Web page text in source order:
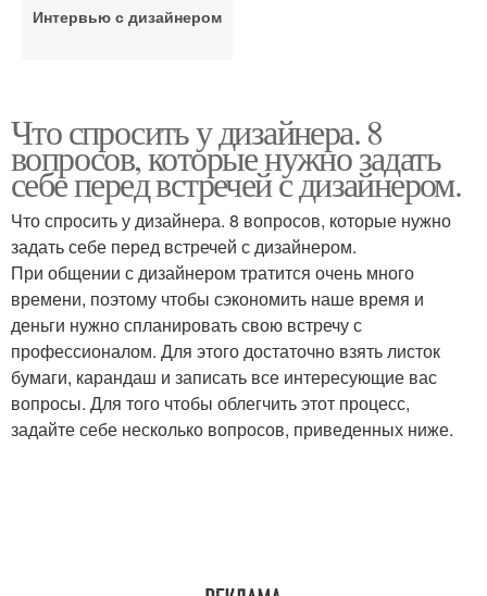
Интервью с дизайнером
Что спросить у дизайнера. 8
вопросов, которые нужно задать
себе перед встречей с дизайнером.
Что спросить у дизайнера. 8 вопросов, которые нужно
задать себе перед встречей с дизайнером.
При общении с дизайнером тратится очень много
времени, поэтому чтобы сэкономить наше время и
деньги нужно спланировать свою встречу с
профессионалом. Для этого достаточно взять листок
бумаги, карандаш и записать все интересующие вас
вопросы. Для того чтобы облегчить этот процесс,
задайте себе несколько вопросов, приведенных ниже.